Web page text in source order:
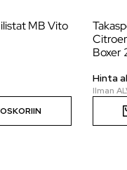
MB Vito
Boxer
Hinta